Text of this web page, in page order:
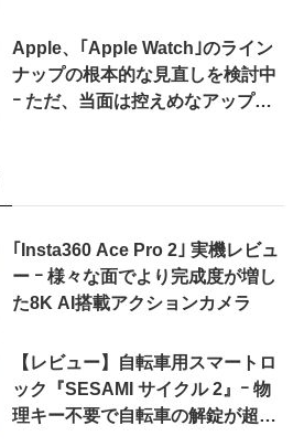
Apple、｢Apple Watch｣のライン
ナップの根本的な見直しを検討中
ｰ ただ、当面は控えめなアップグ
｢Insta360 Ace Pro 2｣ 実機レビュ
ー ｰ 様々な面でより完成度が増し
た8K AI搭載アクションカメラ
【レビュー】自転車用スマートロ
ック『SESAMI サイクル 2』ｰ 物
理キー不要で自転車の解錠が超簡